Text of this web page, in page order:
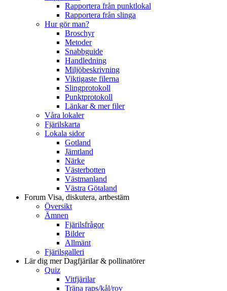
Rapportera från punktlokal
Rapportera från slinga
Hur gör man?
Broschyr
Metoder
Snabbguide
Handledning
Miljöbeskrivning
Viktigaste filerna
Slingprotokoll
Punktprotokoll
Länkar & mer filer
Våra lokaler
Fjärilskarta
Lokala sidor
Gotland
Jämtland
Närke
Västerbotten
Västmanland
Västra Götaland
Forum Visa, diskutera, artbestäm
Översikt
Ämnen
Fjärilsfrågor
Bilder
Allmänt
Fjärilsgalleri
Lär dig merDagfjärilar & pollinatörer
Quiz
Vitfjärilar
Träna raps/kål/rov